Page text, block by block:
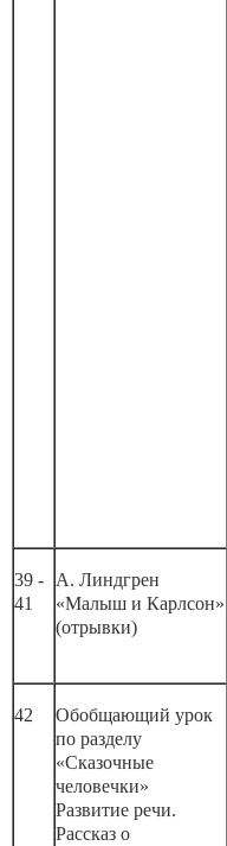
39 -
41
А. Линдгрен
«Малыш и Карлсон»
(отрывки)
42
Обобщающий урок
по разделу
«Сказочные
человечки»
Развитие речи.
Рассказ о